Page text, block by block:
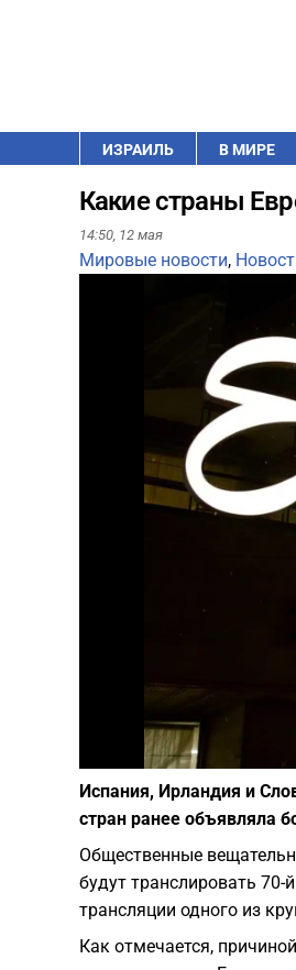
ИЗРАИЛЬ В МИРЕ
Какие страны
14:50, 12 мая
Мировые новости,
Испания, Ирландия и
стран ранее объявляла
Общественные
будут транслировать 70-
трансляции одного из
Как отмечается,